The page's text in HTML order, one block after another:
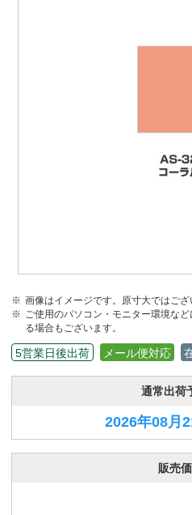
画像はイメージです。原寸大ではござ
ご使用のパソコン・モニター環境な
る場合もございます。
5営業日後出荷 メール便対応
通常出荷
2026年08月
販売